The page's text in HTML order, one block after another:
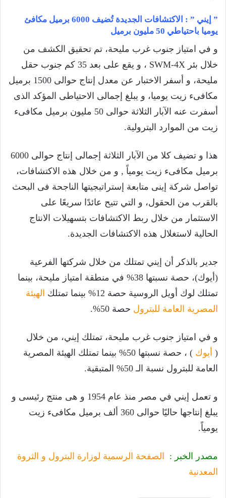
” إيني ” : الاكتشافات الجديدة تُ
ضيف 6000 برميل مكافئ
يوميا باحتياطي 50 مليون برميل
و في امتياز جنوب غرب مليحة، تم تحقيق الكشف من
خلال بئر SWM-4X ، و يقع على بعد 35 كم جنوب حقل
مليحة، و أسفر الاختبار عن معدل إنتاج حوالى 1500 برميل
مكافىء زيت يوميا، و يبلغ إجمالى الاحتياطى المؤكد الذى
أسفرت عنه الآبار الثلاثة حوالى 50 مليون برميل مكافىء
زيت من الموارد البترولية.
هذا و تضيف كلا من الآبار الثلاثة إجمالى إنتاج حوالى 6000
برميل مكافىء زيت يومياً , و من خلال هذه الاكتشافات،
تواصل شركة إينى متابعة إستراتيجيتها الناجحة فى البحث
بالقرب من الحقول، و التي تتيح عائدًا سريعًا على
الاستثمار من خلال ربط الاكتشافات بتسهيلات الانتاج
الحالية لاستغلال هذه الاكتشافات الجديدة.
جدير بالذكر أن إيني تمتلك من خلال شركتها الفرعية
(أيوك)، حصة نسبتها 38% في منطقة امتياز مليحة، بينما
تمتلك لوك أويل الروسية حصة 12% بينما تمتلك
الهيئة
المصرية العامة للبترول حصة 50%.
و في امتياز جنوب غرب مليحة، تمتلك إيني، من خلال
( أيوك
) ، حصة نسبتها 50% بينما تمتلك الهيئة المصرية
العامة للبترول نسبة الـ 50% المتبقية.
و تعمل إيني في مصر منذ عام 1954 و هى منتج رئيسى و
يبلغ إنتاجها حاليًا حوالى 360 ألف برميل مكافىء زيت
يومياً.
مصدر الخبر : الصفحة الرسمية لوزارة البترول و الثروة
المعدنية